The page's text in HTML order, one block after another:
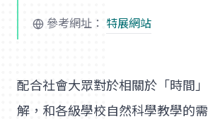
參考網址： 特展網站
配合社會大眾對於相關於「時間
解，和各級學校自然科學教學的